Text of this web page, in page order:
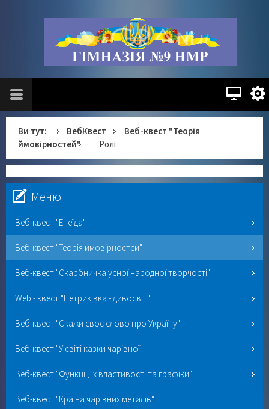
Ви тут: ВебКвест
Веб-квест "Теорія
ймовірностей"
Ролі
Меню
Веб-квест "Енеїда"
Веб-квест "Теорія ймовірностей"
Веб-квест "Скарбничка усної народної творчості"
Web - квест "Петриківка - дивосвіт"
Веб-квест "Скажи своє слово про Україну"
Веб-квест "У світі казки чарівної"
Веб-квест "Функції, їх властивості та графіки"
Веб-квест "Країна чарівних металів"